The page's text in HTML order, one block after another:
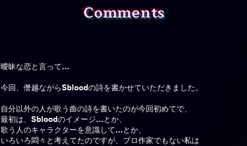
Comments
曖昧な恋と言って…
今回、僭越ながらSbloodの詩を書かせていただきました。
自分以外の人が歌う曲の詩を書いたのが今回初めてで、
最初は、Sbloodのイメージ…とか、
歌う人のキャラクターを意識して…とか、
いろいろ悶々と考えてたのですが、プロ作家でもない私は